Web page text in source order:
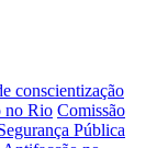
conscientização
no Rio Comissão
Pública